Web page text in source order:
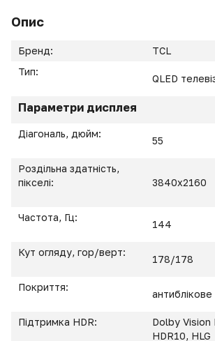
Опис
Бренд:
TCL
Тип:
QLED
Параметри дисплея
Діагональ, дюйм:
55
Роздільна здатність,
пікселі:
3840x2160
Частота, Гц:
144
Кут огляду, гор/верт:
178/178
Покриття:
антиблікове
Підтримка HDR:
Dolby Vision
HDR10, HLG